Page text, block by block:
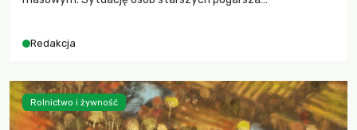
Redakcja
Rolnictwo i żywność